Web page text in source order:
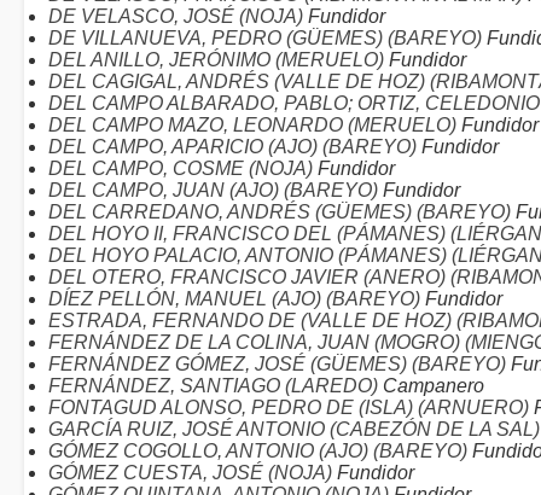
DE VELASCO, JOSÉ (NOJA) Fundidor
DE VILLANUEVA, PEDRO (GÜEMES) (BAREYO)
DEL ANILLO, JERÓNIMO (MERUELO) Fundidor
DEL CAGIGAL, ANDRÉS (VALLE DE HOZ)
DEL CAMPO ALBARADO, PABLO; ORTIZ,
DEL CAMPO MAZO, LEONARDO (MERUELO) Fundidor
DEL CAMPO, APARICIO (AJO) (BAREYO) Fundidor
DEL CAMPO, COSME (NOJA) Fundidor
DEL CAMPO, JUAN (AJO) (BAREYO) Fundidor
DEL CARREDANO, ANDRÉS (GÜEMES) (BAREYO)
DEL HOYO II, FRANCISCO DEL (PÁMANES)
DEL HOYO PALACIO, ANTONIO (PÁMANES)
DEL OTERO, FRANCISCO JAVIER (ANERO)
DÍEZ PELLÓN, MANUEL (AJO) (BAREYO) Fundidor
ESTRADA, FERNANDO DE (VALLE DE HOZ)
FERNÁNDEZ DE LA COLINA, JUAN (MOGRO)
FERNÁNDEZ GÓMEZ, JOSÉ (GÜEMES) (BAREYO)
FERNÁNDEZ, SANTIAGO (LAREDO) Campanero
FONTAGUD ALONSO, PEDRO DE (ISLA) (ARNUERO)
GARCÍA RUIZ, JOSÉ ANTONIO (CABEZÓN DE LA SAL)
GÓMEZ COGOLLO, ANTONIO (AJO) (BAREYO)
GÓMEZ CUESTA, JOSÉ (NOJA) Fundidor